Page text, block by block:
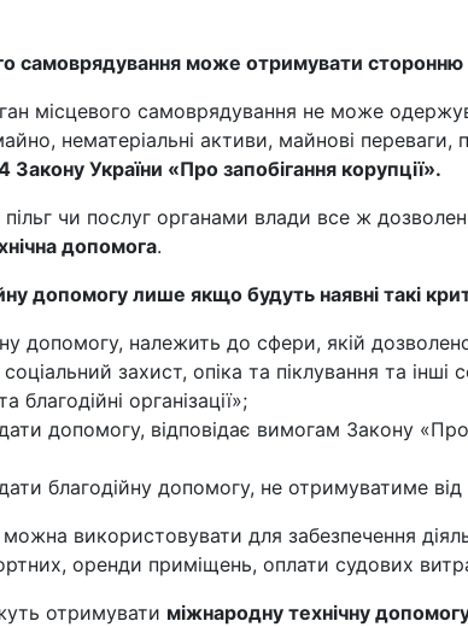
самоврядування може отримувати
місцевого самоврядування не може
нематеріальні активи, майнові переваги,
України «Про запобігання корупції».
чи послуг органами влади все ж
допомога.
допомогу лише якщо будуть наявні такі
допомогу, належить до сфери, якій
захист, опіка та піклування та інші
благодійні організації»;
допомогу, відповідає вимогам Закону «Про
благодійну допомогу, не отримуватиме
використовувати для забезпечення
оренди приміщень, оплати судових
отримувати міжнародну технічну